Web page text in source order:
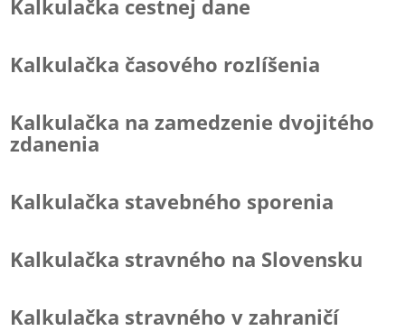
Kalkulačka cestnej dane
Kalkulačka časového rozlíšenia
Kalkulačka na zamedzenie dvojitého
zdanenia
Kalkulačka stavebného sporenia
Kalkulačka stravného na Slovensku
Kalkulačka stravného v zahraničí